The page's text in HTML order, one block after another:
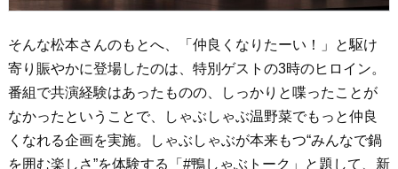
そんな松本さんのもとへ、「仲良くなりたーい！」と駆け
寄り賑やかに登場したのは、特別ゲストの3時のヒロイン。
番組で共演経験はあったものの、しっかりと喋ったことが
なかったということで、しゃぶしゃぶ温野菜でもっと仲良
くなれる企画を実施。しゃぶしゃぶが本来もつ“みんなで鍋
を囲む楽しさ”を体験する「#鴨しゃぶトーク」と題して、新